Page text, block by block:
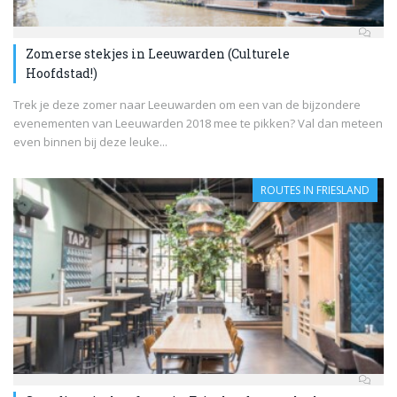
Zomerse stekjes in Leeuwarden (Culturele
Hoofdstad!)
Trek je deze zomer naar Leeuwarden om een van de bijzondere
evenementen van Leeuwarden 2018 mee te pikken? Val dan meteen
even binnen bij deze leuke...
ROUTES IN FRIESLAND